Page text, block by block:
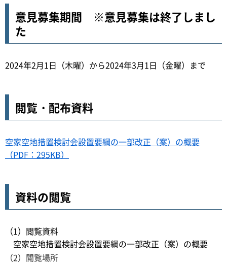
意見募集期間 ※意見募集は終了しまし
た
2024年2月1日（木曜）から2024年3月1日（金曜）まで
閲覧・配布資料
空家空地措置検討会設置要綱の一部改正（案）の概要
（PDF：295KB）
資料の閲覧
（1）閲覧資料
空家空地措置検討会設置要綱の一部改正（案）の概要
（2）閲覧場所